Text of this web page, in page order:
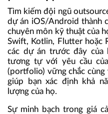
Tìm kiếm đội ngũ
dự án iOS/Android thành
chuyên môn kỹ thuật của
Swift, Kotlin, Flutter hoặc
các dự án trước đây của
tương tự với yêu cầu
(portfolio) vững chắc cùng
giúp bạn xác định khả
lượng của họ.
Sự minh bạch trong giá